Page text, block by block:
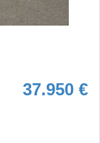
37.950 €